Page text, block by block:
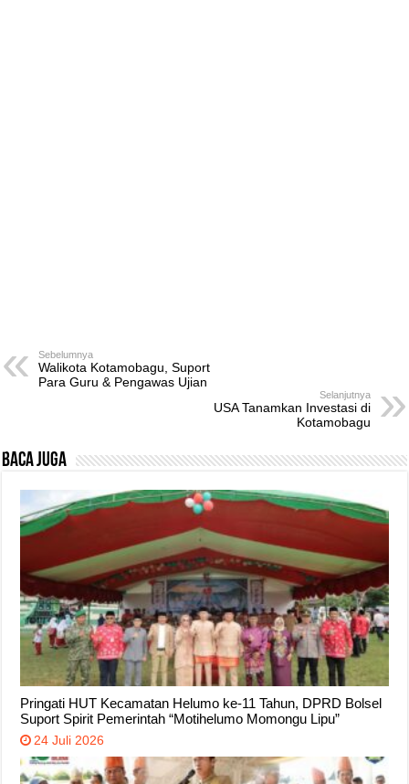
Sebelumnya
Walikota Kotamobagu, Suport
Para Guru & Pengawas Ujian
Selanjutnya
USA Tanamkan Investasi di
Kotamobagu
Baca Juga
Pringati HUT Kecamatan Helumo ke-11 Tahun, DPRD Bolsel
Suport Spirit Pemerintah “Motihelumo Momongu Lipu”
24 Juli 2026